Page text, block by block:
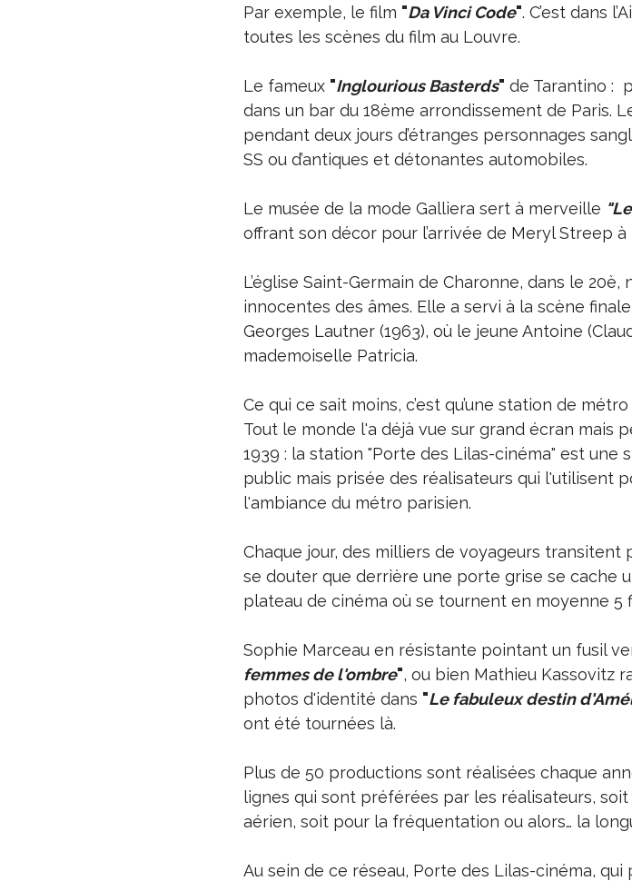
Par exemple, le film "Da Vinci Code". C’est dans
toutes les scènes du film au Louvre.
Le fameux "Inglourious Basterds" de Tarantino :
dans un bar du 18ème arrondissement de Paris.
pendant deux jours d’étranges personnages
SS ou d’antiques et détonantes automobiles.
Le musée de la mode Galliera sert à merveille
offrant son décor pour l’arrivée de Meryl Streep
L’église Saint-Germain de Charonne, dans le 20è,
innocentes des âmes. Elle a servi à la scène
Georges Lautner (1963), où le jeune Antoine
mademoiselle Patricia.
Ce qui ce sait moins, c’est qu’une station de
Tout le monde l'a déjà vue sur grand écran mais
1939 : la station "Porte des Lilas-cinéma" est une
public mais prisée des réalisateurs qui l'utilisent
l'ambiance du métro parisien.
Chaque jour, des milliers de voyageurs transitent
se douter que derrière une porte grise se cache
plateau de cinéma où se tournent en moyenne 5
Sophie Marceau en résistante pointant un fusil
femmes de l'ombre", ou bien Mathieu Kassovitz
photos d'identité dans "Le fabuleux destin
ont été tournées là.
Plus de 50 productions sont réalisées chaque
lignes qui sont préférées par les réalisateurs,
aérien, soit pour la fréquentation ou alors… la
Au sein de ce réseau, Porte des Lilas-cinéma,